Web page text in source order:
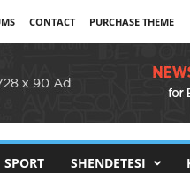
CONTACT PURCHASE THEME
SPORT SHENDETESI